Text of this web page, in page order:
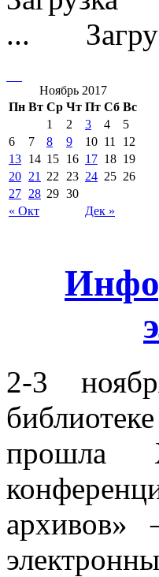
Ноябрь 2017
Пн Вт Ср Чт Пт Сб Вс
« Окт Дек »
1 2 3 4
5
6
7 8 9 10 11
12
13 14 15 16 17 18 19
20 21 22 23 24 25 26
27 28 29 30
2-3
прошла